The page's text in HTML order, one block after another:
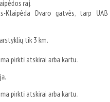
raj.
Klaipėda Dvaro gatvės, tarp UAB
tik 3 km.
pirkti atskirai arba kartu.
pirkti atskirai arba kartu.